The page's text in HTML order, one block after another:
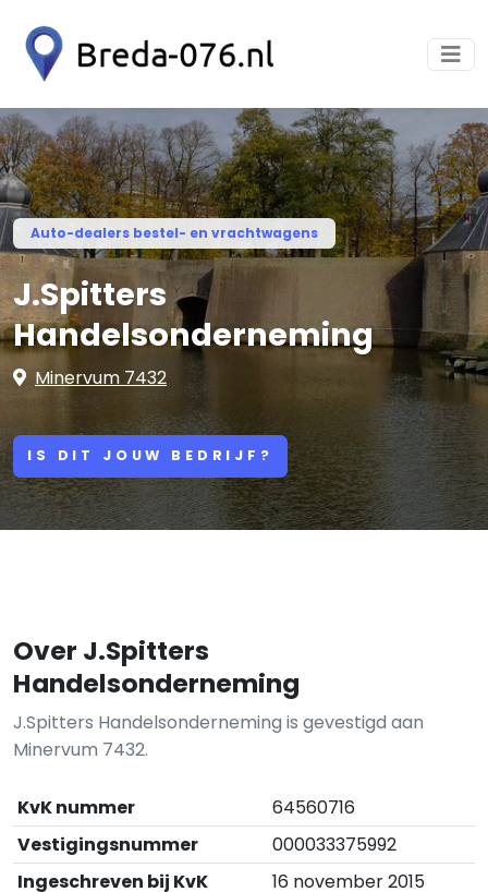
Auto-dealers bestel- en vrachtwagens
J.Spitters
Handelsonderneming
Minervum 7432
IS DIT JOUW BEDRIJF?
Over J.Spitters
Handelsonderneming
J.Spitters Handelsonderneming is gevestigd aan
Minervum 7432.
KvK nummer
64560716
Vestigingsnummer
000033375992
Ingeschreven bij KvK
16 november 2015